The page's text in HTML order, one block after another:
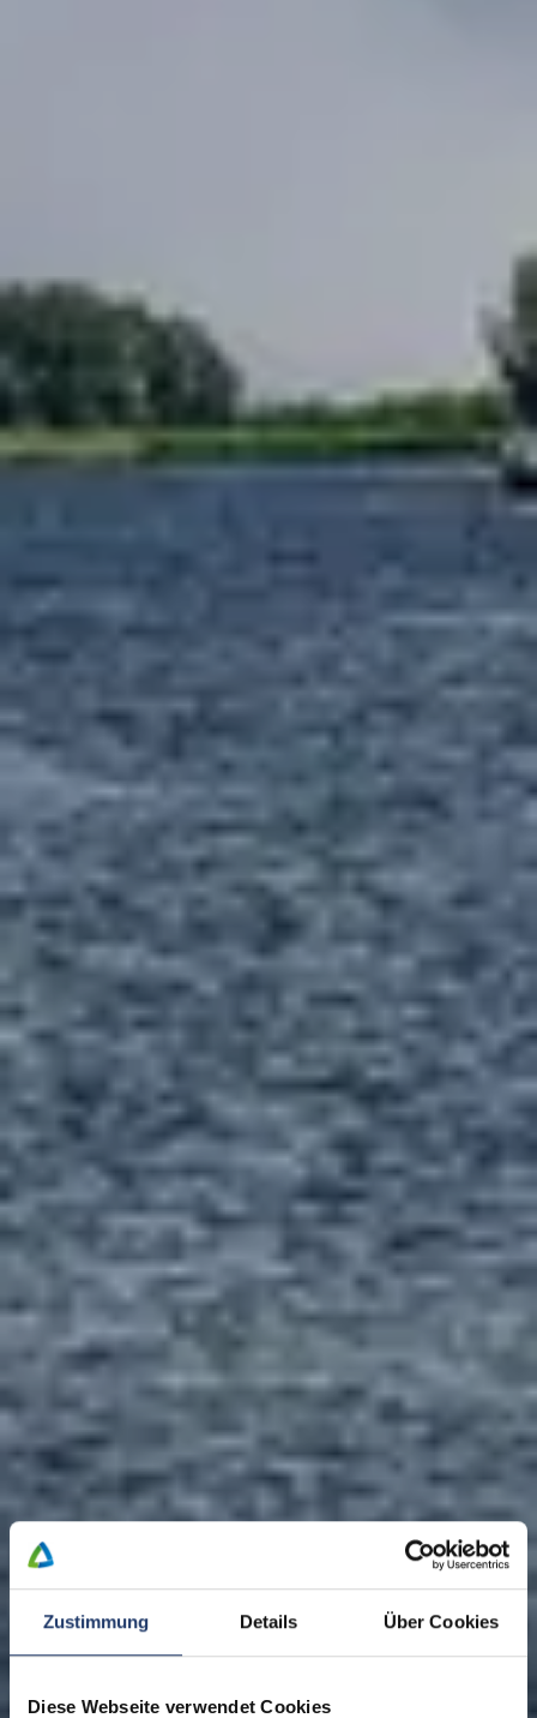
Zustimmung Details Über Cookies
Diese Webseite verwendet Cookies